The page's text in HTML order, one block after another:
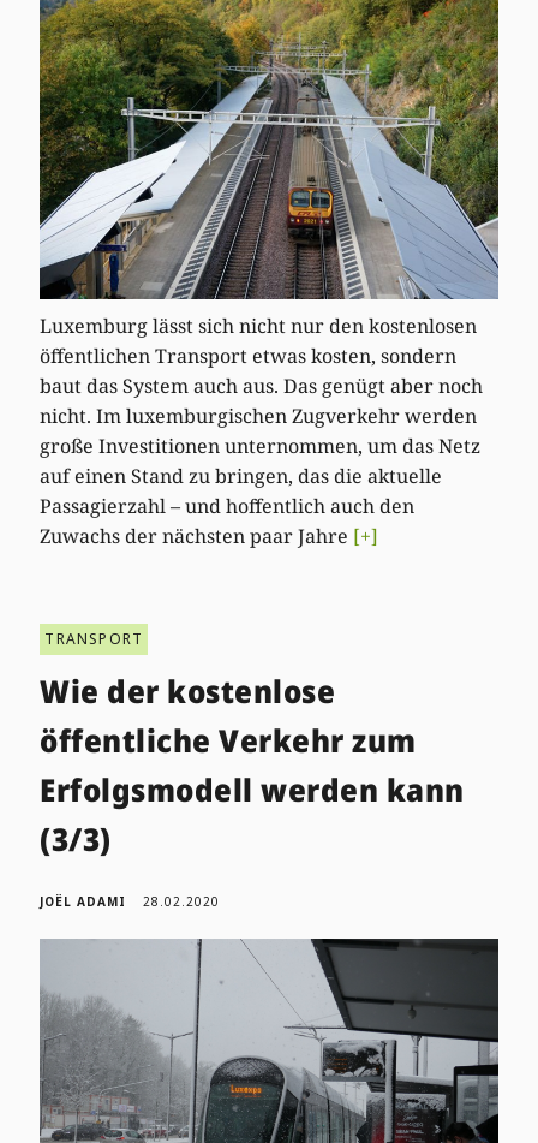
Luxemburg lässt sich nicht nur den kostenlosen
öffentlichen Transport etwas kosten, sondern
baut das System auch aus. Das genügt aber noch
nicht. Im luxemburgischen Zugverkehr werden
große Investitionen unternommen, um das Netz
auf einen Stand zu bringen, das die aktuelle
Passagierzahl – und hoffentlich auch den
Zuwachs der nächsten paar Jahre [+]
TRANSPORT
Wie der kostenlose
öffentliche Verkehr zum
Erfolgsmodell werden kann
(3/3)
JOËL ADAMI 28.02.2020